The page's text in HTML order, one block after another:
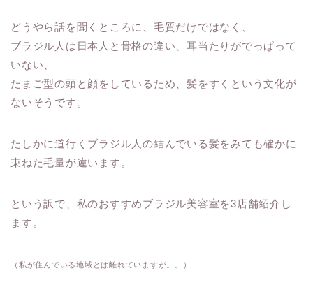
どうやら話を聞くところに、毛質だけではなく、
ブラジル人は日本人と骨格の違い、耳当たりがでっぱって
いない、
たまご型の頭と顔をしているため、髪をすくという文化が
ないそうです。
たしかに道行くブラジル人の結んでいる髪をみても確かに
束ねた毛量が違います。
という訳で、 私のおすすめブラジル美容室を3店舗紹介 し
ます。
（私が住んでいる地域とは離れていますが。。）